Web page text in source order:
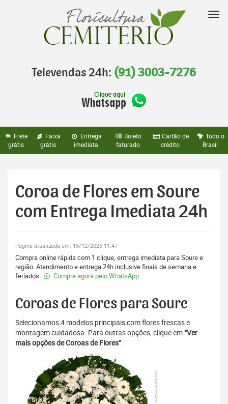
Televendas 24h: (91) 3003-7276
Frete
grátis
Faixa
grátis
Entrega
imediata
Boleto
faturado
Cartão de
crédito
Todo o
Brasil
Coroa de Flores em Soure
com Entrega Imediata 24h
Página atualizada em: 15/12/2025 11:47
Compra online rápida com 1 clique, entrega imediata para Soure e
região. Atendimento e entrega 24h inclusive finais de semana e
feriados.
Compre agora pelo WhatsApp
Coroas de Flores para Soure
Selecionamos 4 modelos principais com flores frescas e
montagem cuidadosa. Para outras opções, clique em“Ver
mais opções de Coroas de Flores”.